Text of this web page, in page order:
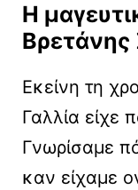
Η
Βρετάνης
Εκείνη τη
Γαλλία είχε
Γνωρίσαμε
καν είχαμε